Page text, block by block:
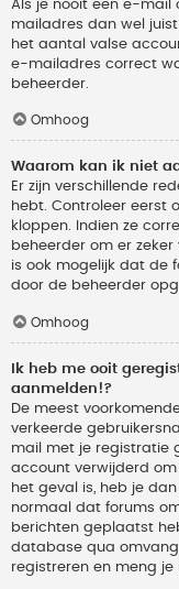
Als je nooit een e-mail
mailadres dan wel
het aantal valse
e-mailadres correct
beheerder.
Omhoog
Waarom kan ik niet
Er zijn verschillende
hebt. Controleer eerst
kloppen. Indien ze
beheerder om er
is ook mogelijk dat de
door de beheerder
Omhoog
Ik heb me ooit
aanmelden!?
De meest
verkeerde
mail met je registratie
account verwijderd
het geval is, heb je
normaal dat forums
berichten geplaatst
database qua omvang
registreren en meng je